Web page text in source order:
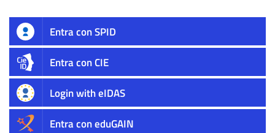
Entra con SPID
Entra con CIE
Login with eIDAS
Entra con eduGAIN